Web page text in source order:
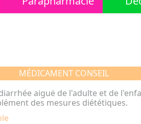
MÉDICAMENT CONSEIL
aiguë de l'adulte et de
des mesures diététiques.